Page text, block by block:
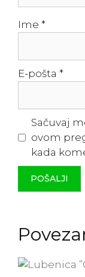
Ime *
E-pošta *
Sačuvaj
ovom
kada